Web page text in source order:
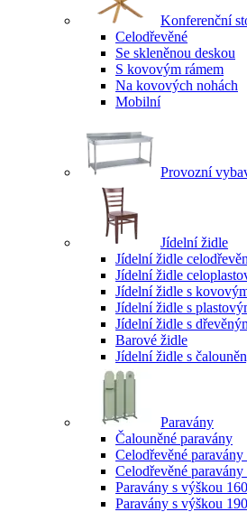
Konferenční
Celodřevěné
Se skleněnou deskou
S kovovým rámem
Na kovových nohách
Mobilní
Provozní
Jídelní židle
Jídelní židle
Jídelní židle
Jídelní židle s
Jídelní židle s
Jídelní židle s
Barové židle
Jídelní židle s
Paravány
Čalouněné paravány
Celodřevěné
Celodřevěné
Paravány s výškou
Paravány s výškou